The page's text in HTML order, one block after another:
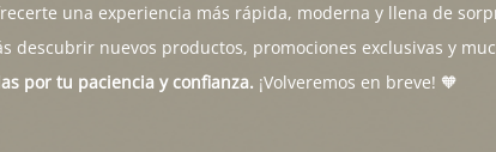
una experiencia más rápida, moderna y llena de
descubrir nuevos productos, promociones exclusivas y
por tu paciencia y confianza. ¡Volveremos en breve! 🧡